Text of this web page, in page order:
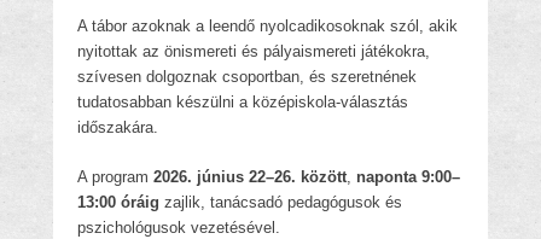
A tábor azoknak a leendő nyolcadikosoknak szól, akik
nyitottak az önismereti és pályaismereti játékokra,
szívesen dolgoznak csoportban, és szeretnének
tudatosabban készülni a középiskola-választás
időszakára.
A program 2026. június 22–26. között, naponta 9:00–
13:00 óráig zajlik, tanácsadó pedagógusok és
pszichológusok vezetésével.